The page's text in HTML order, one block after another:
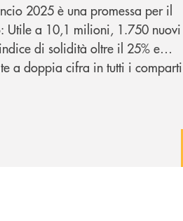
2025 è una promessa per il
Utile a 10,1 milioni, 1.750 nuovi
di solidità oltre il 25% e
a doppia cifra in tutti i